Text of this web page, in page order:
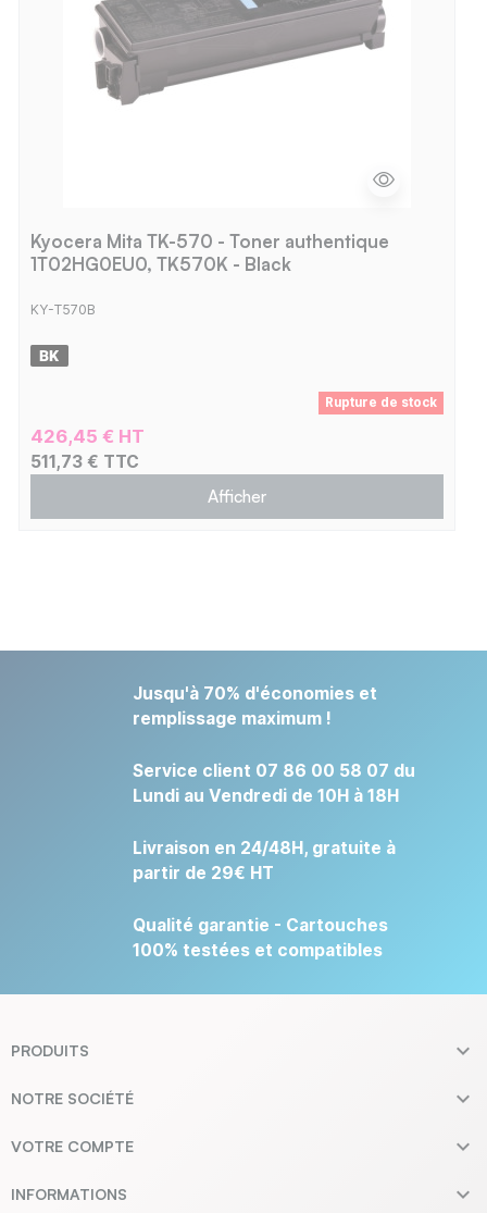
Kyocera Mita TK-570 - Toner authentique
1T02HG0EU0, TK570K - Black
KY-T570B
Rupture de stock
426,45 € HT
511,73 € TTC
Afficher
Jusqu'à 70% d'économies et
remplissage maximum !
Service client 07 86 00 58 07 du
Lundi au Vendredi de 10H à 18H
Livraison en 24/48H, gratuite à
partir de 29€ HT
Qualité garantie - Cartouches
100% testées et compatibles
PRODUITS 
NOTRE SOCIÉTÉ 
VOTRE COMPTE 
INFORMATIONS 